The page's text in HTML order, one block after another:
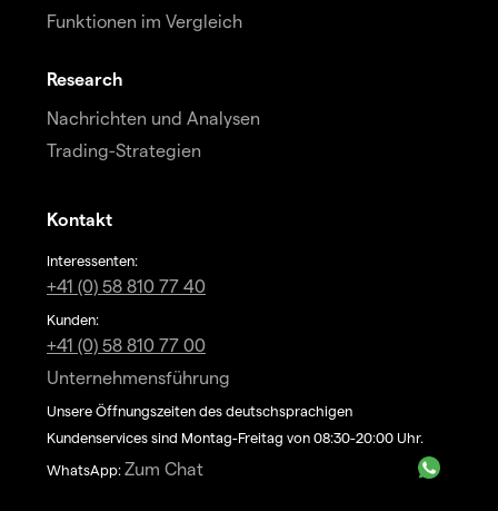
Funktionen im Vergleich
Research
Nachrichten und Analysen
Trading-Strategien
Kontakt
Interessenten:
+41 (0) 58 810 77 40
Kunden:
+41 (0) 58 810 77 00
Unternehmensführung
Unsere Öffnungszeiten des deutschsprachigen
Kundenservices sind Montag-Freitag von 08:30-20:00 Uhr.
WhatsApp: Zum Chat